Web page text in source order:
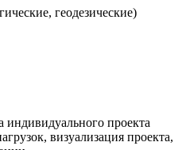
геодезические)
индивидуального проекта
визуализация проекта,